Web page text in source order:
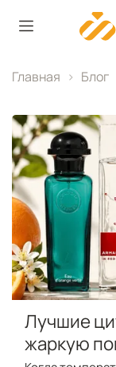
Главная Блог
Лучшие
жаркую